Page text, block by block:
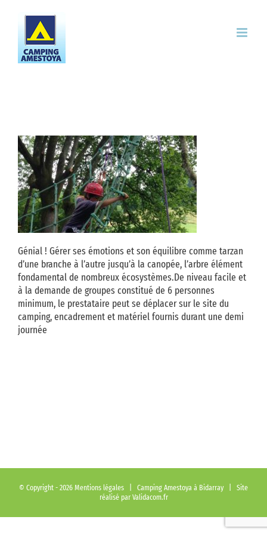
contenu
Génial ! Gérer ses émotions et son équilibre comme tarzan
d’une branche à l’autre jusqu’à la canopée, l’arbre élément
fondamental de nombreux écosystèmes.De niveau facile et
à la demande de groupes constitué de 6 personnes
minimum, le prestataire peut se déplacer sur le site du
camping, encadrement et matériel fournis durant une demi
journée
© Copyright - 2026 Mentions légales | Camping Amestoya à Bidarray | Site
réalisé par Validacom.fr